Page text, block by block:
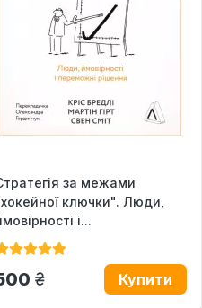
за межами
ключки". Люди,
і...
грн.